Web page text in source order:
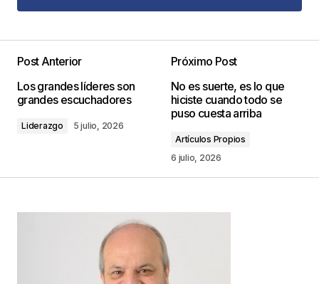
Agregar Comentario
publicada. Los campos obligatorios están
marcados con*
*
Post Anterior
Los grandes líderes son
grandes escuchadores
Liderazgo 5 julio, 2026
Próximo Post
No es suerte, es lo que
hiciste cuando todo se
puso cuesta arriba
Artículos Propios
6 julio, 2026